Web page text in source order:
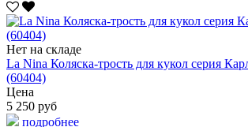
Нет на складе
La Nina Коляска-трость для кукол серия
(60404)
Цена
5 250 руб
подробнее